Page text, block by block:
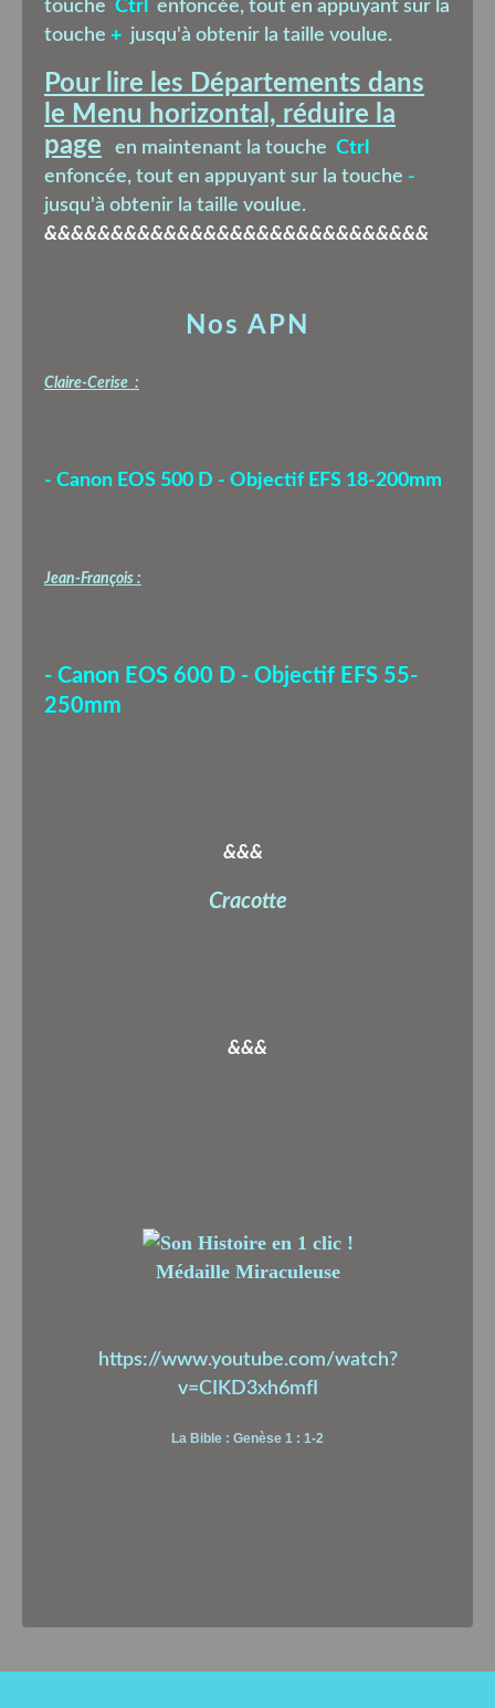
Nos APN
Claire-Cerise :
- Canon EOS 500 D - Objectif EFS 18-200mm
Jean-François :
- Canon EOS 600 D - Objectif EFS 55-
250mm
&&&
Cracotte
&&&
Médaille Miraculeuse
https://www.youtube.com/watch?
v=CIKD3xh6mfI
La Bible : Genèse 1 : 1-2
touche Ctrl
enfoncée, tout en appuyant sur la
touche + jusqu'à obtenir la taille voulue.
Pour lire les Départements dans
le Menu horizontal, réduire la
page
en maintenant la touche Ctrl
enfoncée, tout en appuyant sur la touche -
jusqu'à obtenir la taille voulue.
&&&&&&&&&&&&&&&&&&&&&&&&&&&&&